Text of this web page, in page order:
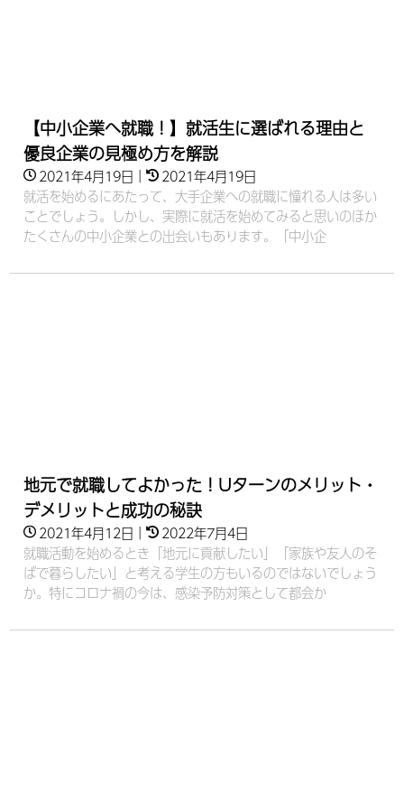
【中小企業へ就職！】就活生に選ばれる理由と
優良企業の見極め方を解説
2021年4月19日 ｜
2021年4月19日
就活を始めるにあたって、大手企業への就職に憧れる人は多い
ことでしょう。しかし、実際に就活を始めてみると思いのほか
たくさんの中小企業との出会いもあります。「中小企
地元で就職してよかった！Uターンのメリット・
デメリットと成功の秘訣
2021年4月12日 ｜
2022年7月4日
就職活動を始めるとき「地元に貢献したい」「家族や友人のそ
ばで暮らしたい」と考える学生の方もいるのではないでしょう
か。特にコロナ禍の今は、感染予防対策として都会か